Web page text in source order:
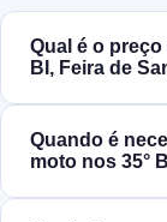
Qual é o
BI, Feira de
Quando é
moto nos 35°